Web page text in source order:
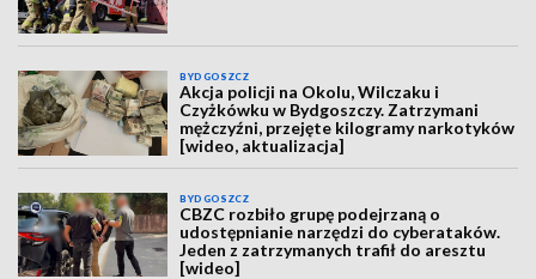
BYDGOSZCZ
Akcja policji na Okolu, Wilczaku i
Czyżkówku w Bydgoszczy. Zatrzymani
mężczyźni, przejęte kilogramy narkotyków
[wideo, aktualizacja]
BYDGOSZCZ
CBZC rozbiło grupę podejrzaną o
udostępnianie narzędzi do cyberataków.
Jeden z zatrzymanych trafił do aresztu
[wideo]